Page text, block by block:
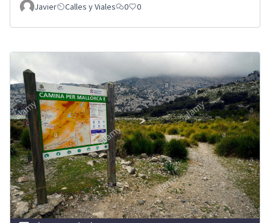
Javier Calles y Viales 0 0